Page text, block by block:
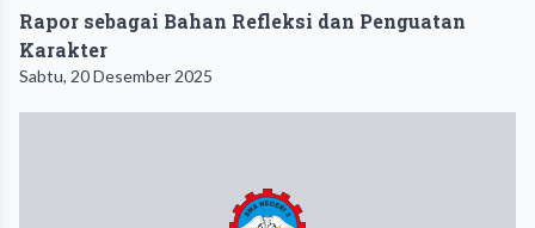
Rapor sebagai Bahan Refleksi dan Penguatan
Karakter
Sabtu, 20 Desember 2025